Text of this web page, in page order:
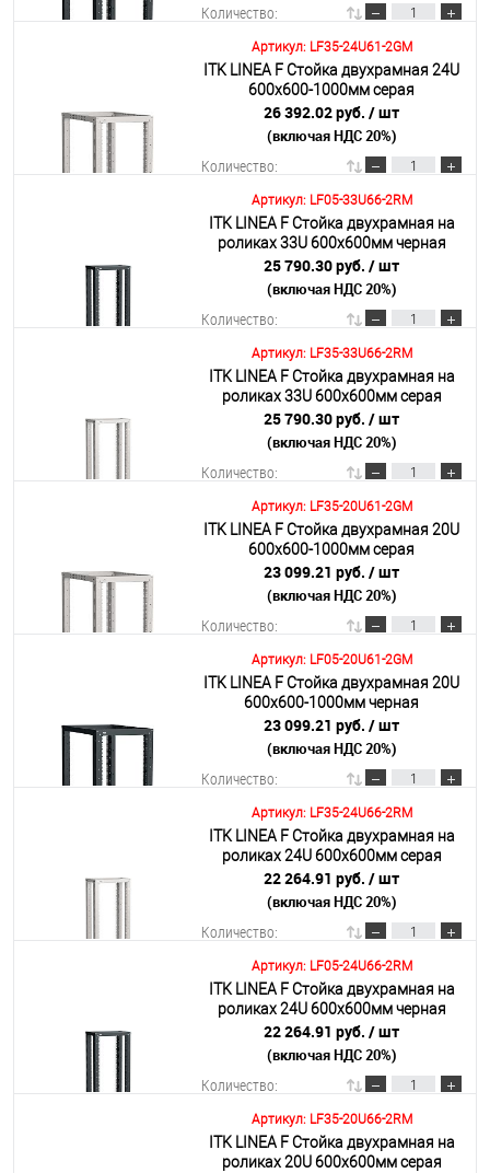
Количество:
В корзину
Подробнее
Артикул: LF35-24U61-2GM
ITK LINEA F Стойка двухрамная 24U
600х600-1000мм серая
26 392.02 руб. / шт
(включая НДС 20%)
Количество:
В корзину
Подробнее
Артикул: LF05-33U66-2RM
ITK LINEA F Стойка двухрамная на
роликах 33U 600х600мм черная
25 790.30 руб. / шт
(включая НДС 20%)
Количество:
В корзину
Подробнее
Артикул: LF35-33U66-2RM
ITK LINEA F Стойка двухрамная на
роликах 33U 600х600мм серая
25 790.30 руб. / шт
(включая НДС 20%)
Количество:
В корзину
Подробнее
Артикул: LF35-20U61-2GM
ITK LINEA F Стойка двухрамная 20U
600х600-1000мм серая
23 099.21 руб. / шт
(включая НДС 20%)
Количество:
В корзину
Подробнее
Артикул: LF05-20U61-2GM
ITK LINEA F Стойка двухрамная 20U
600х600-1000мм черная
23 099.21 руб. / шт
(включая НДС 20%)
Количество:
В корзину
Подробнее
Артикул: LF35-24U66-2RM
ITK LINEA F Стойка двухрамная на
роликах 24U 600х600мм серая
22 264.91 руб. / шт
(включая НДС 20%)
Количество:
В корзину
Подробнее
Артикул: LF05-24U66-2RM
ITK LINEA F Стойка двухрамная на
роликах 24U 600х600мм черная
22 264.91 руб. / шт
(включая НДС 20%)
Количество:
В корзину
Артикул: LF35-20U66-2RM
ITK LINEA F Стойка двухрамная на
роликах 20U 600х600мм серая